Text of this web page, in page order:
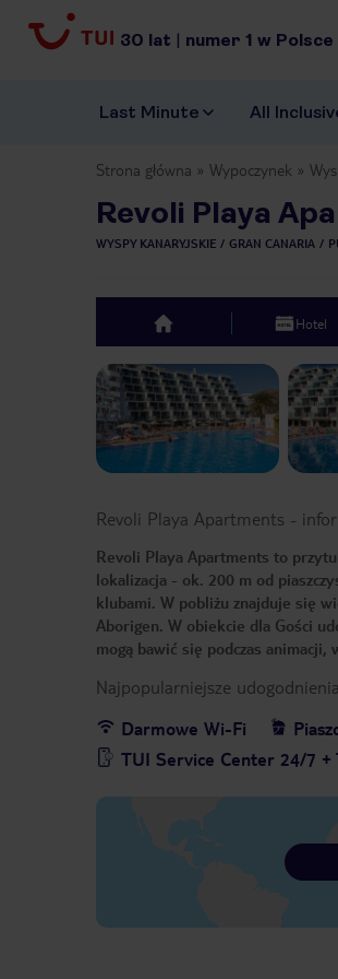
30 lat | numer 1 w Polsce
Last Minute All
Strona główna Wypoczynek
Revoli Playa
WYSPY KANARYJSKIE GRAN CANARIA
top Hotel
Previous slide
Revoli Playa Apartments -
Revoli Playa Apartments to
lokalizacja - ok. 200 m od
klubami. W pobliżu znajduje się
Aborigen. W obiekcie dla Gości
mogą bawić się podczas
Najpopularniejsze
Darmowe Wi-Fi
TUI Service Center 24/7 +